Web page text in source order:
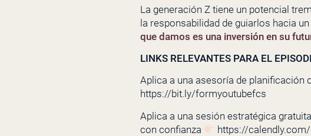
La generación Z tiene un potencial
la responsabilidad de guiarlos hacia
que damos es una inversión en su
LINKS RELEVANTES PARA EL
Aplica a una asesoría de planificación
https://bit.ly/formyoutubefcs
Aplica a una sesión estratégica
con confianza
https://